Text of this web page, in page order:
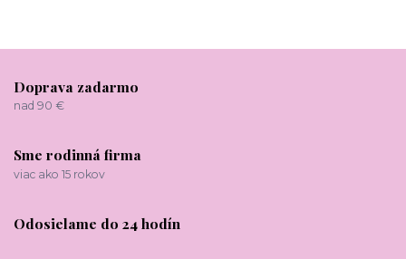
Doprava zadarmo
nad 90 €
Sme rodinná firma
viac ako 15 rokov
Odosielame do 24 hodín